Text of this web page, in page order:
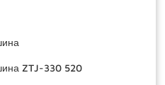
ZTJ-330 520